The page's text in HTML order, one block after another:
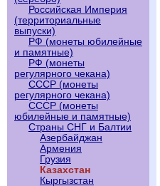
Российская Империя
(территориальные
выпуски)
РФ (монеты юбилейные
и памятные)
РФ (монеты
регулярного чекана)
СССР (монеты
регулярного чекана)
СССР (монеты
юбилейные и памятные)
Страны СНГ и Балтии
Азербайджан
Армения
Грузия
Казахстан
Кыргызстан